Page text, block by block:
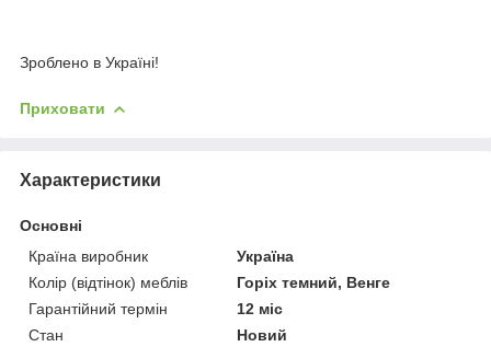
Зроблено в Україні!
Приховати
Характеристики
Основні
Країна виробник
Україна
Колір (відтінок) меблів
Горіх темний, Венге
Гарантійний термін
12 міс
Стан
Новий